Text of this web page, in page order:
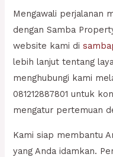
Mengawali perjalanan
dengan Samba
website kami di
lebih lanjut tentang
menghubungi kami
081212887801 untuk
mengatur pertemuan
Kami siap membantu
yang Anda idamkan.